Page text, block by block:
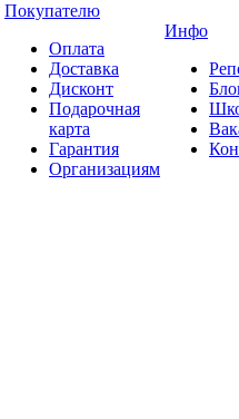
Покупателю
Оплата
Доставка
Дисконт
Подарочная
карта
Гарантия
Организациям
Инфо